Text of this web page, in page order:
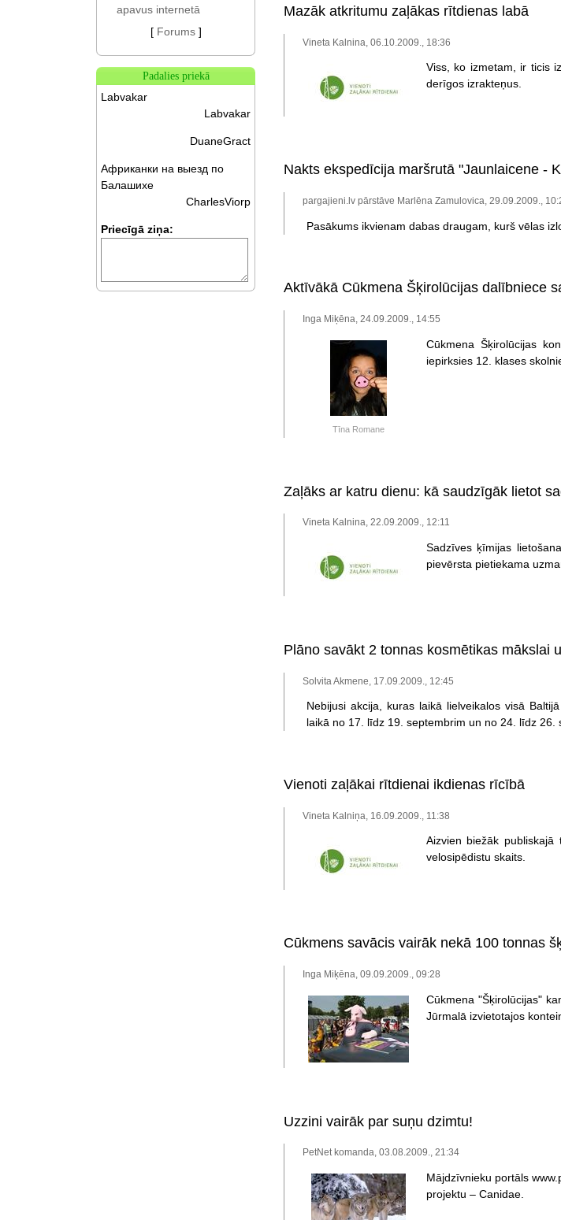
Mazāk atkritumu zaļākas rītdienas labā
Vineta Kalnina, 06.10.2009., 18:36
Viss, ko izmetam, ir ticis
derīgos izrakteņus.
Nakts ekspedīcija maršrutā "Jaunlaicene -
pargajieni.lv pārstāve Marlēna Zamulovica, 29.09.2009.,
Pasākums ikvienam dabas draugam, kurš vēlas
Aktīvākā Cūkmena Šķirolūcijas dalībniece
Inga Miķēna, 24.09.2009., 14:55
Tīna Romane
Cūkmena Šķirolūcijas
iepirksies 12. klases
Zaļāks ar katru dienu: kā saudzīgāk lietot
Vineta Kalnina, 22.09.2009., 12:11
Sadzīves ķīmijas
pievērsta pietiekama
Plāno savākt 2 tonnas kosmētikas mākslai
Solvita Akmene, 17.09.2009., 12:45
Nebijusi akcija, kuras laikā lielveikalos visā
laikā no 17. līdz 19. septembrim un no 24. līdz 26.
Vienoti zaļākai rītdienai ikdienas rīcībā
Vineta Kalniņa, 16.09.2009., 11:38
Aizvien biežāk
velosipēdistu skaits.
Cūkmens savācis vairāk nekā 100 tonnas
Inga Miķēna, 09.09.2009., 09:28
Cūkmena "Šķirolūcijas"
Jūrmalā izvietotajos
Uzzini vairāk par suņu dzimtu!
PetNet komanda, 03.08.2009., 21:34
Mājdzīvnieku portāls
projektu – Canidae.
apavus internetā
[ Forums]
Padalies priekā
Labvakar
Labvakar
DuaneGract
Африканки на выезд по
Балашихе
CharlesViorp
Priecīgā ziņa: